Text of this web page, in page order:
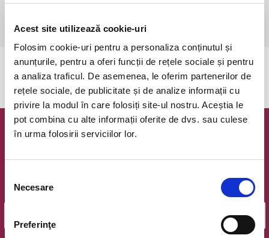
Acest site utilizează cookie-uri
Folosim cookie-uri pentru a personaliza conținutul și
anunțurile, pentru a oferi funcții de rețele sociale și pentru
a analiza traficul. De asemenea, le oferim partenerilor de
rețele sociale, de publicitate și de analize informații cu
privire la modul în care folosiți site-ul nostru. Aceștia le
pot combina cu alte informații oferite de dvs. sau culese
în urma folosirii serviciilor lor.
consimțământului
Necesare
Preferinţe
Informații suplimentare, la nr. de telefon 0773 825 249.
Evenimentul a expirat.
Newsletter @ Bilete.ro
Email